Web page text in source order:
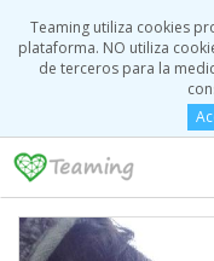
Teaming utiliza cookies
plataforma. NO utiliza
de terceros para la